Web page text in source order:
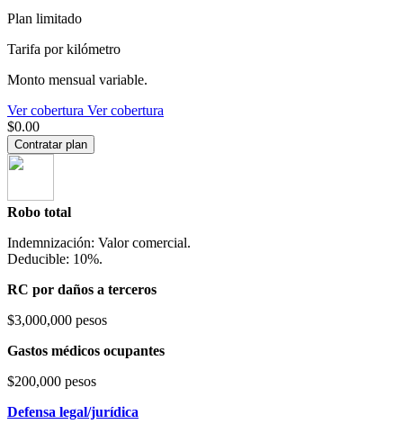
Plan limitado
Tarifa por kilómetro
Monto mensual variable.
Ver cobertura Ver cobertura
$0.00
Contratar plan
Robo total
Indemnización: Valor comercial.
Deducible: 10%.
RC por daños a terceros
$3,000,000 pesos
Gastos médicos ocupantes
$200,000 pesos
Defensa legal/jurídica